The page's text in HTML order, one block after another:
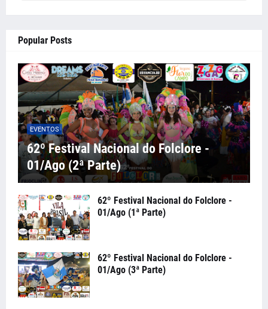
Popular Posts
EVENTOS
62º Festival Nacional do Folclore -
01/Ago (2ª Parte)
62º Festival Nacional do Folclore -
01/Ago (1ª Parte)
62º Festival Nacional do Folclore -
01/Ago (3ª Parte)